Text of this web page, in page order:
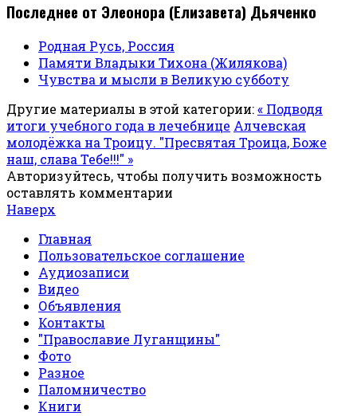
Последнее от Элеонора (Елизавета) Дьяченко
Родная Русь, Россия
Памяти Владыки Тихона (Жилякова)
Чувства и мысли в Великую субботу
Другие материалы в этой категории:« Подводя
итоги учебного года в лечебнице Алчевская
молодёжка на Троицу. "Пресвятая Троица, Боже
наш, слава Тебе!!!" »
Авторизуйтесь, чтобы получить возможность
оставлять комментарии
Наверх
Главная
Пользовательское соглашение
Аудиозаписи
Видео
Объявления
Контакты
"Православие Луганщины"
Фото
Разное
Паломничество
Книги